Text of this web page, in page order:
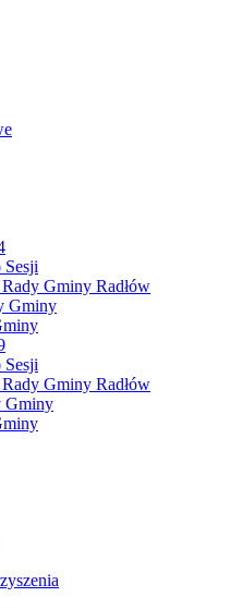
Sesji
Gminy Radłów
Gminy
Sesji
Gminy Radłów
Gminy